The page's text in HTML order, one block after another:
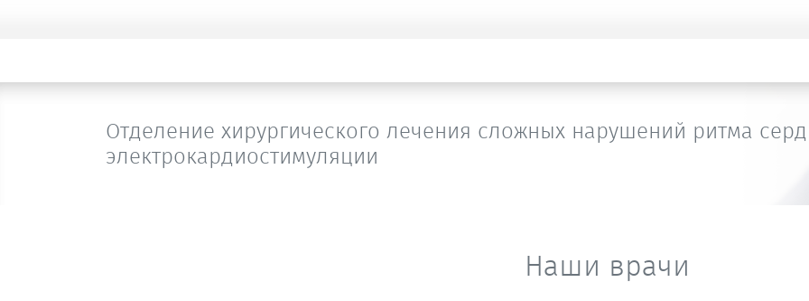
Отделение хирургического лечения сложных нарушений ритма
электрокардиостимуляции
Наши врачи